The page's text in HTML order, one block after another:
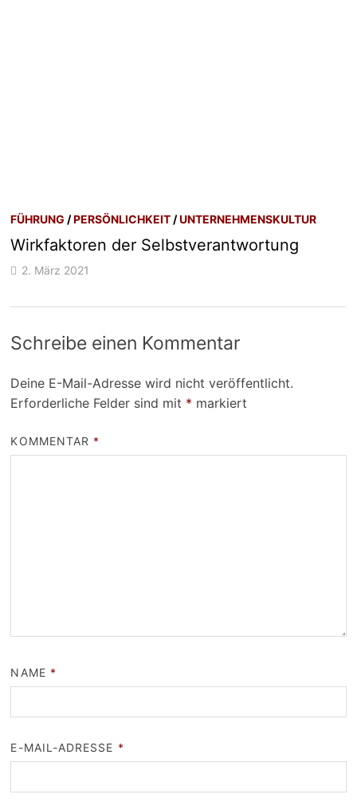
FÜHRUNG /PERSÖNLICHKEIT /UNTERNEHMENSKULTUR
Wirkfaktoren der Selbstverantwortung
2. März 2021
Schreibe einen Kommentar
Deine E-Mail-Adresse wird nicht veröffentlicht.
Erforderliche Felder sind mit * markiert
KOMMENTAR *
NAME *
E-MAIL-ADRESSE *